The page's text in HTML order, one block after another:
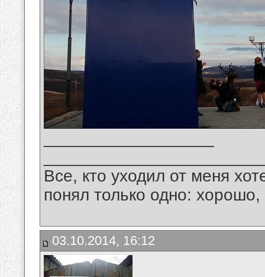
Все, кто уходил от меня
понял только одно:
03.10.2014, 16:12